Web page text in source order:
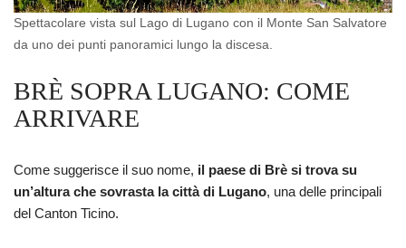
Spettacolare vista sul Lago di Lugano con il Monte San Salvatore
da uno dei punti panoramici lungo la discesa.
BRÈ SOPRA LUGANO: COME
ARRIVARE
Come suggerisce il suo nome, il paese di Brè si trova su
un’altura che sovrasta la città di Lugano, una delle principali
del Canton Ticino.